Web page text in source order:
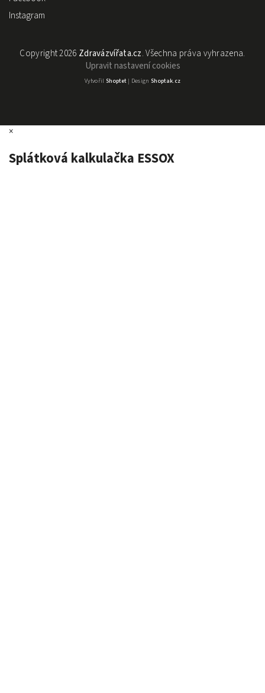
Instagram
Copyright 2026 Zdravázvířata.cz. Všechna práva vyhrazena.
Upravit nastavení cookies
Vytvořil Shoptet| Design Shoptak.cz
×
Splátková kalkulačka ESSOX